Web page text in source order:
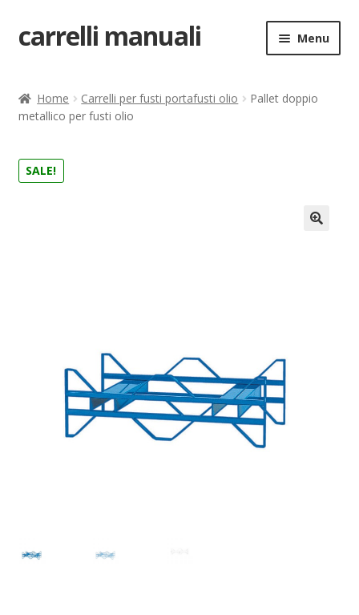
Vai
alla
Vai
al
carrelli manuali Menu
Carrello
Chi siamo
Dove siamo
garanzia
Home Carrelli per fusti portafusti olio
Pallet doppio
metallico per fusti olio
SALE!